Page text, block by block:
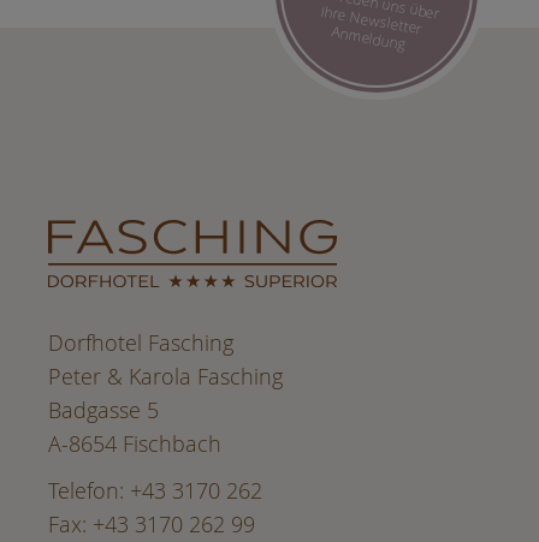
Dorfhotel Fasching
Peter & Karola Fasching
Badgasse 5
A-8654 Fischbach
Telefon: +43 3170 262
Fax: +43 3170 262 99
Wir freuen uns über Ihre Newsletter Anmeldung